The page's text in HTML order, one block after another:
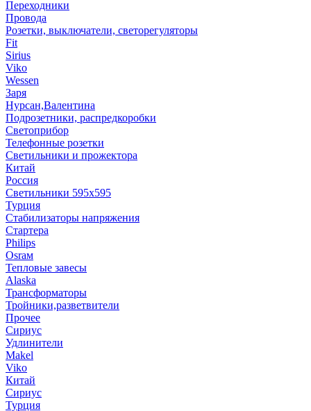
Переходники
Провода
Розетки, выключатели, светорегуляторы
Fit
Sirius
Viko
Wessen
Заря
Нурсан,Валентина
Подрозетники, распредкоробки
Светоприбор
Телефонные розетки
Светильники и прожектора
Китай
Россия
Светильники 595х595
Турция
Стабилизаторы напряжения
Стартера
Philips
Оsrам
Тепловые завесы
Alaska
Трансформаторы
Тройники,разветвители
Прочее
Сириус
Удлинители
Makel
Viko
Китай
Сириус
Турция